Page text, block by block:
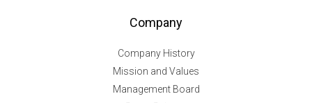
Company
Company History
Mission and Values
Management Board